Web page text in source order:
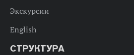
Экскурсии
English
СТРУКТУРА